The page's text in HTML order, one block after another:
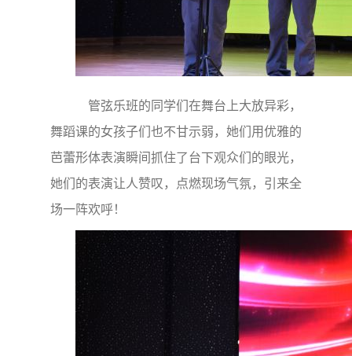
管弦乐班的同学们在舞台上大放异彩，
舞蹈课的女孩子们也不甘示弱，她们用优雅的
芭蕾形体表演瞬间抓住了台下观众们的眼光，
她们的表演让人赞叹，点燃现场气氛，引来全
场一阵欢呼！